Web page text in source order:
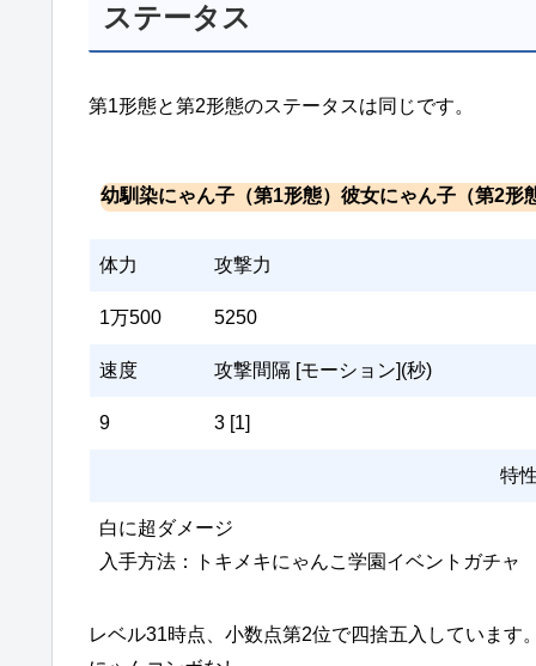
ステータス
第1形態と第2形態のステータスは同じです。
幼馴染にゃん子（第1形態）彼女にゃん子（第2形
体力 攻撃力
1万500 5250
速度 攻撃間隔 [モーション](秒)
9 3 [1]
特
白に超ダメージ
入手方法：トキメキにゃんこ学園イベントガチャ
レベル31時点、小数点第2位で四捨五入しています